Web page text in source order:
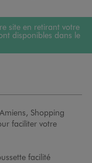
site en retirant votre
disponibles dans le
Shopping
faciliter votre
facilité